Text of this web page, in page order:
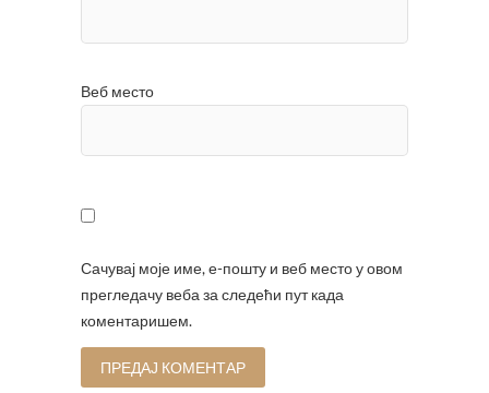
Веб место
Сачувај моје име, е-пошту и веб место у овом
прегледачу веба за следећи пут када
коментаришем.